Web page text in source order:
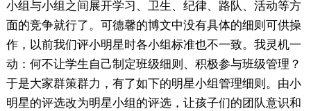
小组与小组之间展开学习、卫生、纪律、路队、活动等方
面的竞争就行了。可德馨的博文中没有具体的细则可供操
作，以前我们评小明星时各小组标准也不一致。我灵机一
动：何不让学生自己制定班级细则、积极参与班级管理？
于是大家群策群力，有了如下的明星小组管理细则。由小
明星的评选改为明星小组的评选，让孩子们的团队意识和